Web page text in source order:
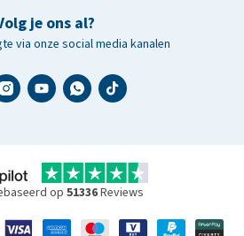
je ons al?
via onze social media kanalen
op 51336Reviews